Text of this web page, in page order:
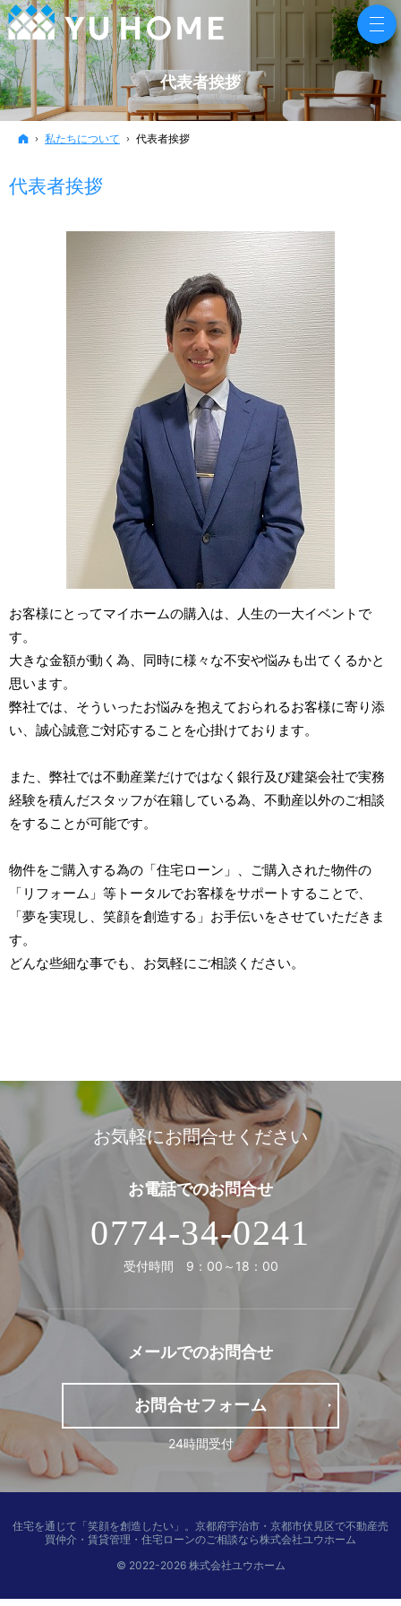
代表者挨拶
ホーム
私たちについて 代表者挨拶
代表者挨拶
お客様にとってマイホームの購入は、人生の一大イベントで
す。
大きな金額が動く為、同時に様々な不安や悩みも出てくるかと
思います。
弊社では、そういったお悩みを抱えておられるお客様に寄り添
い、誠心誠意ご対応することを心掛けております。
また、弊社では不動産業だけではなく銀行及び建築会社で実務
経験を積んだスタッフが在籍している為、不動産以外のご相談
をすることが可能です。
物件をご購入する為の「住宅ローン」、ご購入された物件の
「リフォーム」等トータルでお客様をサポートすることで、
「夢を実現し、笑顔を創造する」お手伝いをさせていただきま
す。
どんな些細な事でも、お気軽にご相談ください。
お気軽にお問合せください
お電話でのお問合せ
0774-34-0241
受付時間 9：00～18：00
メールでのお問合せ
お問合せフォーム
24時間受付
© 2022-2026 株式会社ユウホーム
住宅を通じて「笑顔を創造したい」。 京都府宇治市・京都市伏見区で不動産売
買仲介・賃貸管理・住宅ローンのご相談なら株式会社ユウホーム